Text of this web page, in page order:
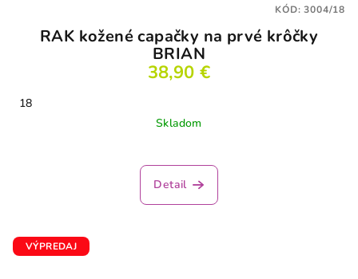
RAK kožené capačky na prvé krôčky
BRIAN
38,90 €
18
Skladom
hodnotenie
produktu
Detail
KÓD:3004/18
VÝPREDAJ